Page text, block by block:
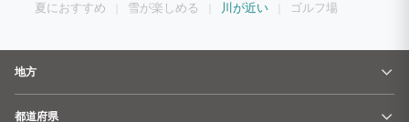
夏におすすめ
雪が楽しめる 川が近い ゴルフ場
地方
都道府県